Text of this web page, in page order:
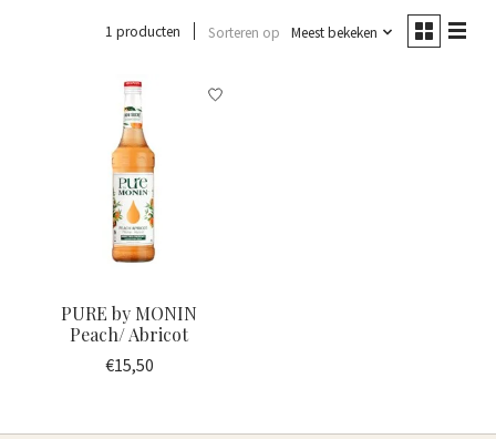
1 producten Sorteren op Meest bekeken
PURE by MONIN
Peach/ Abricot
€15,50